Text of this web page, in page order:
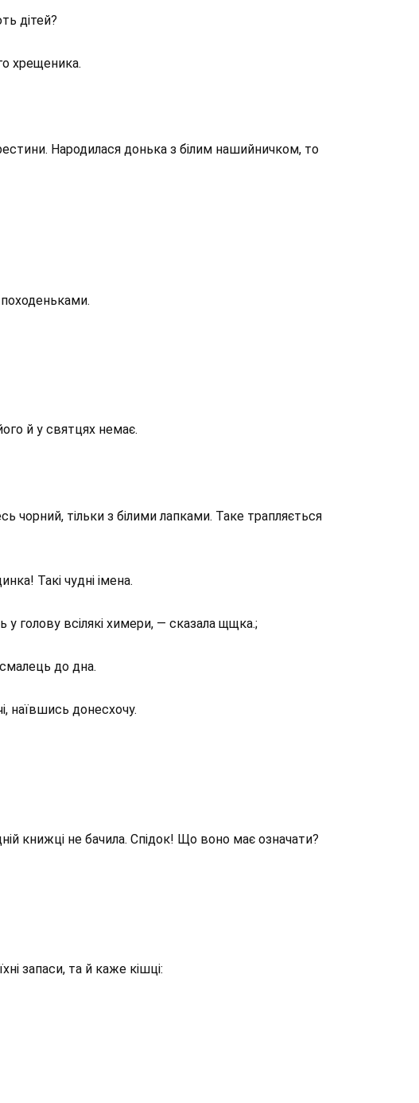
дітей?
хрещеника.
Народилася донька з білим нашийничком, то
й у святцях немає.
чорний, тільки з білими лапками. Таке трапляється
Такі чудні імена.
голову всілякі химери, — сказала щщка.;
до дна.
наївшись донесхочу.
книжці не бачила. Спідок! Що воно має означати?
запаси, та й каже кішці: